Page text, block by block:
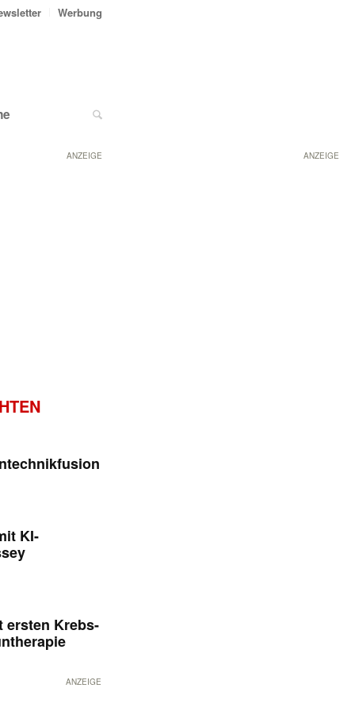
ANZEIGE
Werbung
ANZEIGE
KI-
ersten Krebs-
ANZEIGE